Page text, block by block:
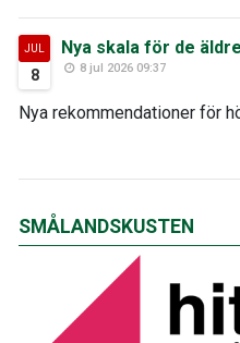
JUL
8
Nya skala för de äldre
8 jul 2026 09:37
Nya rekommendationer för
SMÅLANDSKUSTEN